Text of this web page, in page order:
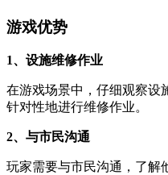
游戏优势
1、设施维修作业
在游戏场景中，仔细观察设
针对性地进行维修作业。
2、与市民沟通
玩家需要与市民沟通，了解